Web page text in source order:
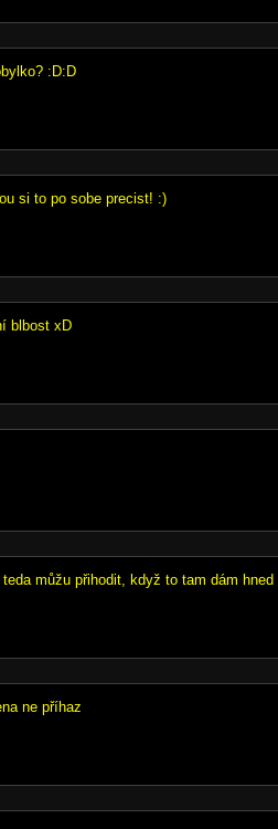
:D:D
si to po sobe precist! :)
blbost xD
můžu přihodit, když to tam dám
ne příhaz